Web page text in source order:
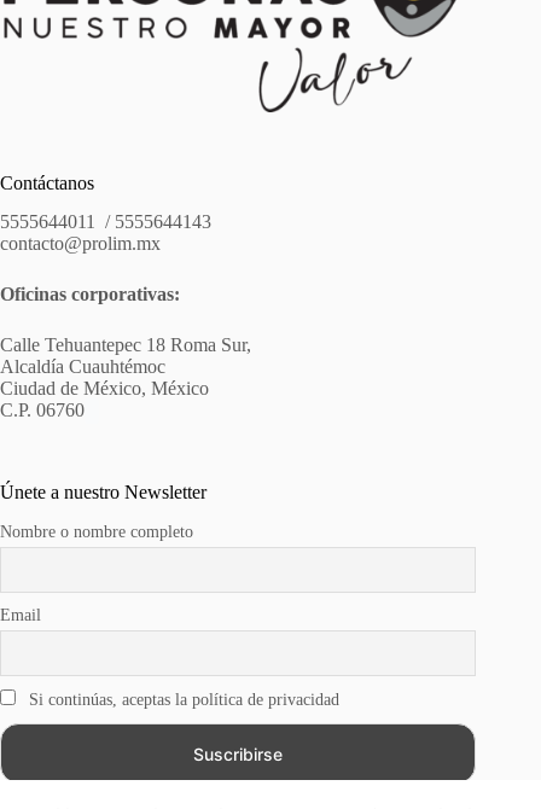
Contáctanos
5555644011 / 5555644143
contacto@prolim.mx
Oficinas corporativas:
Calle Tehuantepec 18 Roma Sur,
Alcaldía Cuauhtémoc
Ciudad de México, México
C.P. 06760
Únete a nuestro Newsletter
Nombre o nombre completo
Email
Si continúas, aceptas la política de privacidad